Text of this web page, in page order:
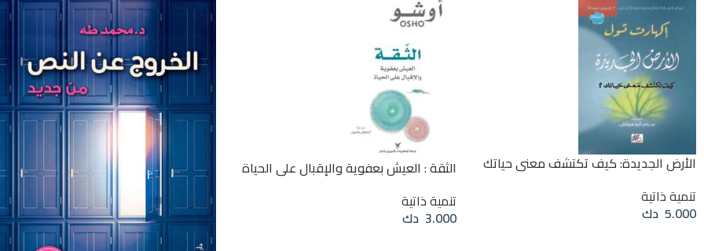
الأرض الجديدة: كيف تكتشف معنى حياتك
تنمية ذاتية
5.000 دك
الثقة : العيش بعفوية والإقبال على الحياة
تنمية ذاتية
3.000 دك